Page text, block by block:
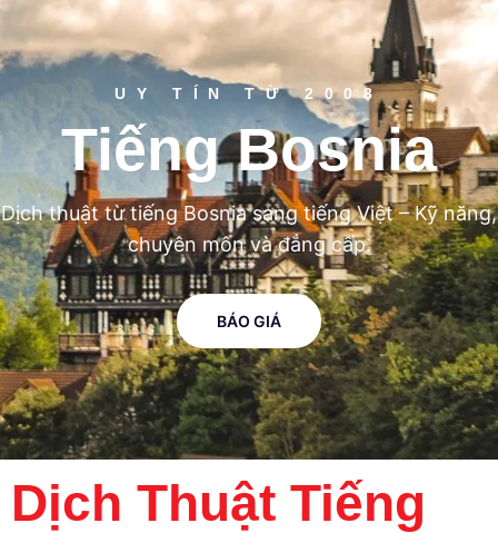
UY TÍN TỪ 2008
Tiếng Bosnia
Dịch thuật từ tiếng Bosnia sang tiếng Việt – Kỹ năng,
chuyên môn và đẳng cấp.
BÁO GIÁ
Dịch Thuật Tiếng